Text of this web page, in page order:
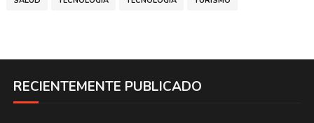
RECIENTEMENTE PUBLICADO